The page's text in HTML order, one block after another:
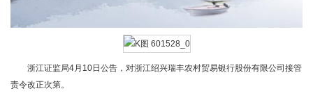
浙江证监局4月10日公告，对浙江绍兴瑞丰农村贸易银行股份有限公司接管
责令改正次第。